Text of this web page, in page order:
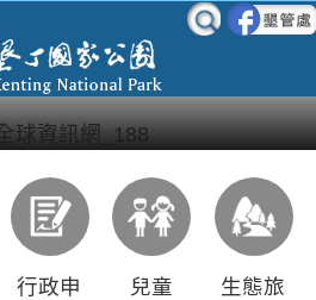
行政申
兒童
生態旅